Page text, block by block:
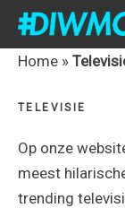
Skip
primary
Skip
content
Skip
primary
Skip
footer
Home »
TELEVISIE
Op onze
meest
trending